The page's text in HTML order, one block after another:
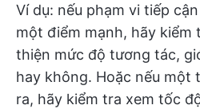
Ví dụ: nếu phạm vi tiếp
một điểm mạnh, hãy kiểm
thiện mức độ tương tác,
hay không. Hoặc nếu một
ra, hãy kiểm tra xem tốc